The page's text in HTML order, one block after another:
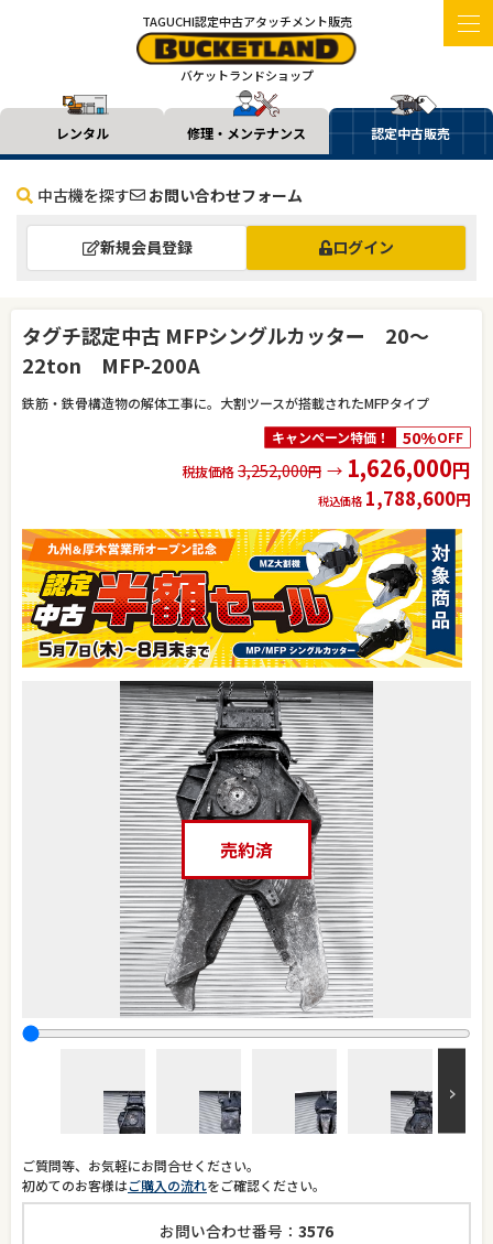
TAGUCHI認定中古アタッチメント販売
バケットランドショップ
レンタル 修理・メンテナンス 認定中古販売
中古機を探す お問い合わせフォーム
新規会員登録 ログイン
タグチ認定中古 MFPシングルカッター 20～
22ton MFP-200A
鉄筋・鉄骨構造物の解体工事に。大割ツースが搭載されたMFPタイプ
キャンペーン特価！
50%OFF
税抜価格3,252,000円 → 1,626,000円
税込価格 1,788,600円
売約済
ご質問等、お気軽にお問合せください。
初めてのお客様はご購入の流れをご確認ください。
お問い合わせ番号： 3576